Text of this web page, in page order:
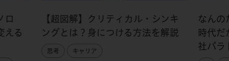
ロ
える
【超図解】クリティカル・シンキ
ングとは？身につける方法を解説
思考 キャリア
なんの
時代だ
社パラ